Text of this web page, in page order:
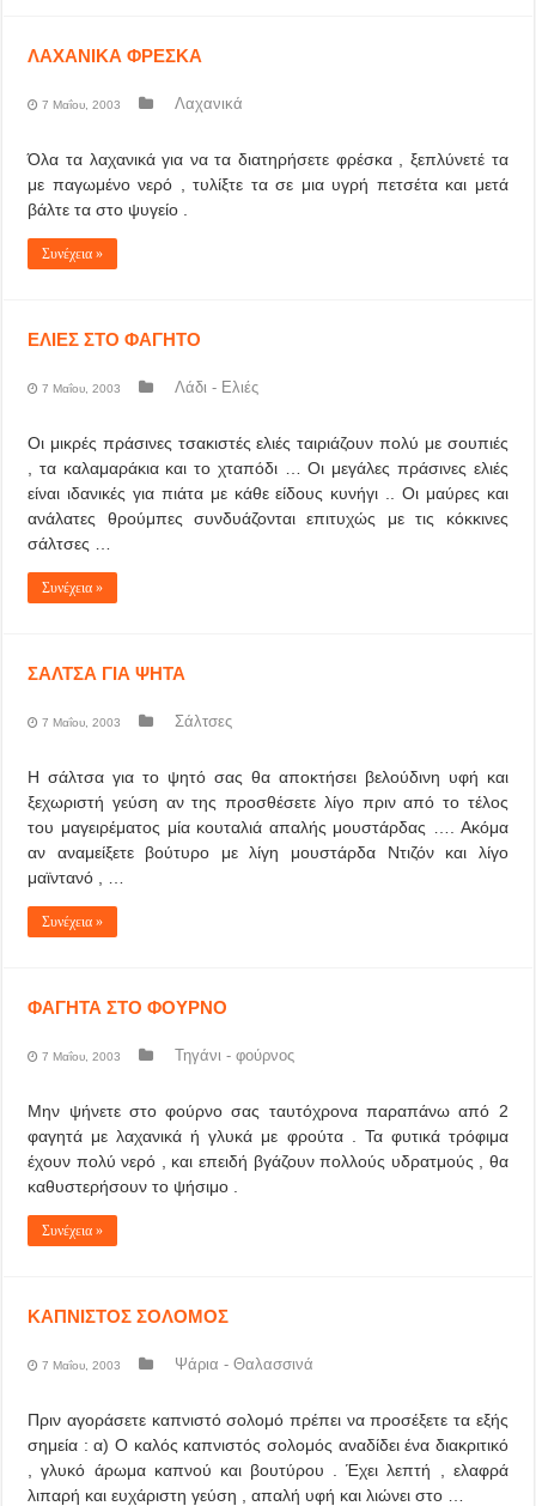
ΛΑΧΑΝΙΚΑ ΦΡΕΣΚΑ
7 Μαΐου, 2003 Λαχανικά
Όλα τα λαχανικά για να τα διατηρήσετε φρέσκα , ξεπλύνετέ τα
με παγωμένο νερό , τυλίξτε τα σε μια υγρή πετσέτα και μετά
βάλτε τα στο ψυγείο .
Συνέχεια »
ΕΛΙΕΣ ΣΤΟ ΦΑΓΗΤΟ
7 Μαΐου, 2003 Λάδι - Ελιές
Οι μικρές πράσινες τσακιστές ελιές ταιριάζουν πολύ με σουπιές
, τα καλαμαράκια και το χταπόδι … Οι μεγάλες πράσινες ελιές
είναι ιδανικές για πιάτα με κάθε είδους κυνήγι .. Οι μαύρες και
ανάλατες θρούμπες συνδυάζονται επιτυχώς με τις κόκκινες
σάλτσες …
Συνέχεια »
ΣΑΛΤΣΑ ΓΙΑ ΨΗΤΑ
7 Μαΐου, 2003 Σάλτσες
Η σάλτσα για το ψητό σας θα αποκτήσει βελούδινη υφή και
ξεχωριστή γεύση αν της προσθέσετε λίγο πριν από το τέλος
του μαγειρέματος μία κουταλιά απαλής μουστάρδας …. Ακόμα
αν αναμείξετε βούτυρο με λίγη μουστάρδα Ντιζόν και λίγο
μαϊντανό , …
Συνέχεια »
ΦΑΓΗΤΑ ΣΤΟ ΦΟΥΡΝΟ
7 Μαΐου, 2003 Τηγάνι - φούρνος
Μην ψήνετε στο φούρνο σας ταυτόχρονα παραπάνω από 2
φαγητά με λαχανικά ή γλυκά με φρούτα . Τα φυτικά τρόφιμα
έχουν πολύ νερό , και επειδή βγάζουν πολλούς υδρατμούς , θα
καθυστερήσουν το ψήσιμο .
Συνέχεια »
ΚΑΠΝΙΣΤΟΣ ΣΟΛΟΜΟΣ
7 Μαΐου, 2003 Ψάρια - Θαλασσινά
Πριν αγοράσετε καπνιστό σολομό πρέπει να προσέξετε τα εξής
σημεία : α) Ο καλός καπνιστός σολομός αναδίδει ένα διακριτικό
, γλυκό άρωμα καπνού και βουτύρου . Έχει λεπτή , ελαφρά
λιπαρή και ευχάριστη γεύση , απαλή υφή και λιώνει στο …